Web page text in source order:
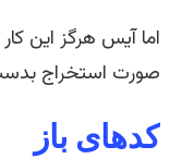
اما آیس هرگز این
صورت استخراج
کد‌های باز